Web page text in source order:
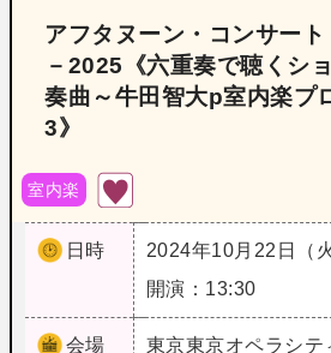
アフタヌーン・コンサー
－2025《六重奏で聴くシ
奏曲～牛田智大p室内楽プ
3》
室内楽
日時
2024年10月22日（火
開演：13:30
会場 東京東京オペラシテ